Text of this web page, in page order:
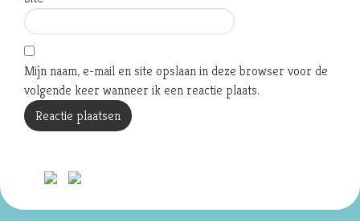
Mijn naam, e-mail en site opslaan in deze browser voor de
volgende keer wanneer ik een reactie plaats.